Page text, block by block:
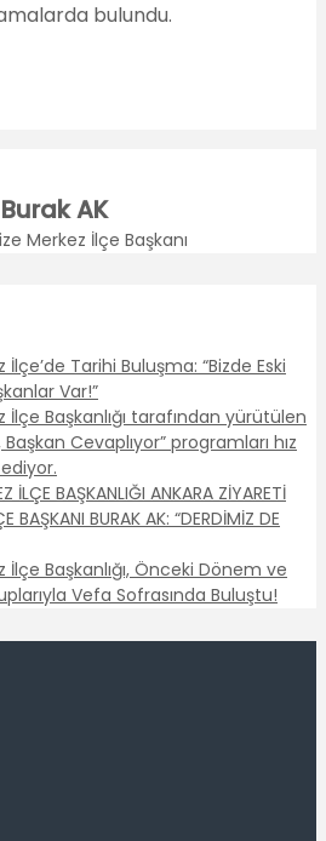
bulundu.
Burak AK
Merkez İlçe Başkanı
İlçe’de Tarihi Buluşma: “Bizde Eski
Var!”
İlçe Başkanlığı tarafından yürütülen
Cevaplıyor” programları hız
İLÇE BAŞKANLIĞI ANKARA ZİYARETİ
BAŞKANI BURAK AK: “DERDİMİZ DE
İlçe Başkanlığı, Önceki Dönem ve
Vefa Sofrasında Buluştu!